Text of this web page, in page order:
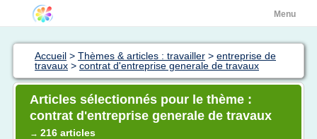
Menu
Accueil > Thèmes & articles : travailler > entreprise de
travaux > contrat d'entreprise generale de travaux
Articles sélectionnés pour le thème :
contrat d'entreprise generale de travaux
→ 216 articles